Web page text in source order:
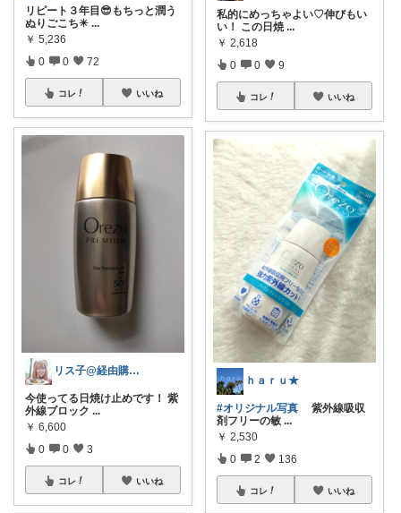
リピート３年目😎もちっと潤う
ぬりごこち✴️ ...
￥ 5,236
0 0 72
コレ いいね
リス子@経由購入感謝
今使ってる日焼け止めです！ 紫
外線ブロック ...
￥ 6,600
0 0 3
コレ いいね
私的にめっちゃよい♡伸びもい
い！ この日焼 ...
￥ 2,618
0 0 9
コレ いいね
ｈａｒｕ★
#オリジナル写真 紫外線吸収
剤フリーの敏 ...
￥ 2,530
0 2 136
コレ いいね